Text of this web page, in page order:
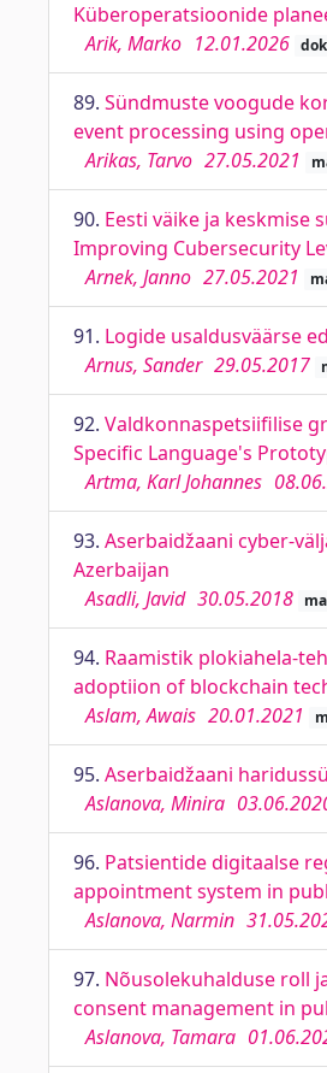
Küberoperatsioonide
Arik, Marko 12.01.2026
89. Sündmuste voogude
event processing using
Arikas, Tarvo 27.05.2021
90. Eesti väike ja
Improving Cubersecurity
Arnek, Janno 27.05.2021
91. Logide usaldusväärse
Arnus, Sander 29.05.2017
92. Valdkonnaspetsiifilise
Specific Language's
Artma, Karl Johannes
93. Aserbaidžaani cyber-
Azerbaijan
Asadli, Javid 30.05.2018
94. Raamistik plokiahela-
adoptiion of blockchain
Aslam, Awais 20.01.2021
95. Aserbaidžaani
Aslanova, Minira
96. Patsientide digitaalse
appointment system in
Aslanova, Narmin
97. Nõusolekuhalduse roll
consent management in
Aslanova, Tamara